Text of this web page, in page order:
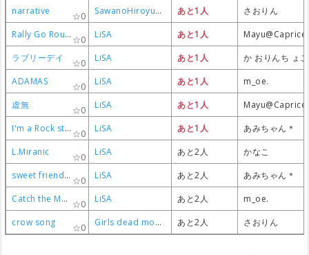
narrative
0 SawanoHiroyuki［nZk］:LiSA あと1人
さおりん
Rally Go Round
0 LiSA あと1人
Mayu@Caprice
ラブリーデイ
0 LiSA あと1人
か おりんち ょ
ADAMAS
0 LiSA あと1人
m_oe.
虚無
0 LiSA あと1人
Mayu@Caprice
I'm a Rock star
0 LiSA あと1人
あみちゃん＊
L.Miranic
0 LiSA あと2人
かなこ
sweet friendship
0 LiSA あと2人
あみちゃん＊
Catch the Moment
0 LiSA あと2人
m_oe.
crow song
0 Girls dead monster あと2人 さおりん
narrative
0 SawanoHiroyuki［nZk］:LiSA あと1人
さおりん
Rally Go Round
0 LiSA あと1人
Mayu@Caprice
ラブリーデイ
0 LiSA あと1人
か おりんち ょ
ADAMAS
0 LiSA あと1人
m_oe.
虚無
0 LiSA あと1人
Mayu@Caprice
I'm a Rock star
0 LiSA あと1人
あみちゃん＊
L.Miranic
0 LiSA あと2人
かなこ
sweet friendship
0 LiSA あと2人
あみちゃん＊
Catch the Moment
0 LiSA あと2人
m_oe.
crow song
0 Girls dead monster あと2人 さおりん
narrative
0 SawanoHiroyuki［nZk］:LiSA あと1人
さおりん
Rally Go Round
0 LiSA あと1人
Mayu@Caprice
ラブリーデイ
0 LiSA あと1人
か おりんち ょ
ADAMAS
0 LiSA あと1人
m_oe.
虚無
0 LiSA あと1人
Mayu@Caprice
I'm a Rock star
0 LiSA あと1人
あみちゃん＊
L.Miranic
0 LiSA あと2人
かなこ
sweet friendship
0 LiSA あと2人
あみちゃん＊
Catch the Moment
0 LiSA あと2人
m_oe.
crow song
0 Girls dead monster あと2人 さおりん
narrative
0 SawanoHiroyuki［nZk］:LiSA あと1人
さおりん
Rally Go Round
0 LiSA あと1人
Mayu@Caprice
ラブリーデイ
0 LiSA あと1人
か おりんち ょ
ADAMAS
0 LiSA あと1人
m_oe.
虚無
0 LiSA あと1人
Mayu@Caprice
I'm a Rock star
0 LiSA あと1人
あみちゃん＊
L.Miranic
0 LiSA あと2人
かなこ
sweet friendship
0 LiSA あと2人
あみちゃん＊
Catch the Moment
0 LiSA あと2人
m_oe.
crow song
0 Girls dead monster あと2人 さおりん